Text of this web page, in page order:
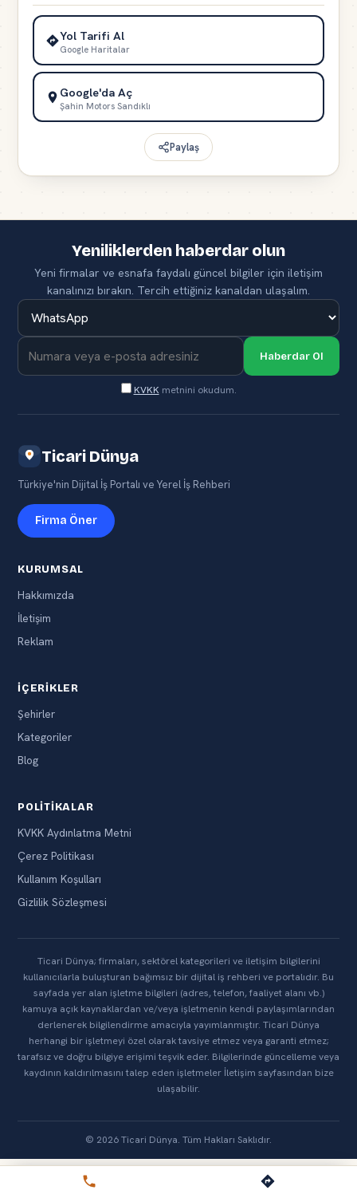
Yol Tarifi Al
Google Haritalar
Google'da Aç
Şahin Motors Sandıklı
Paylaş
Yeniliklerden haberdar olun
Yeni firmalar ve esnafa faydalı güncel bilgiler için iletişim
kanalınızı bırakın. Tercih ettiğiniz kanaldan ulaşalım.
Haberdar Ol
KVKK metnini okudum.
Ticari Dünya
Türkiye'nin Dijital İş Portalı ve Yerel İş Rehberi
Firma Öner
KURUMSAL
Hakkımızda
İletişim
Reklam
İÇERIKLER
Şehirler
Kategoriler
Blog
POLITIKALAR
KVKK Aydınlatma Metni
Çerez Politikası
Kullanım Koşulları
Gizlilik Sözleşmesi
Ticari Dünya; firmaları, sektörel kategorileri ve iletişim bilgilerini
kullanıcılarla buluşturan bağımsız bir dijital iş rehberi ve portalıdır. Bu
sayfada yer alan işletme bilgileri (adres, telefon, faaliyet alanı vb.)
kamuya açık kaynaklardan ve/veya işletmenin kendi paylaşımlarından
derlenerek bilgilendirme amacıyla yayımlanmıştır. Ticari Dünya
herhangi bir işletmeyi özel olarak tavsiye etmez veya garanti etmez;
tarafsız ve doğru bilgiye erişimi teşvik eder. Bilgilerinde güncelleme veya
kaydının kaldırılmasını talep eden işletmeler İletişim sayfasından bize
ulaşabilir.
© 2026 Ticari Dünya. Tüm Hakları Saklıdır.